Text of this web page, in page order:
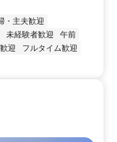
・主夫歓迎
未経験者歓迎
午前
迎
フルタイム歓迎